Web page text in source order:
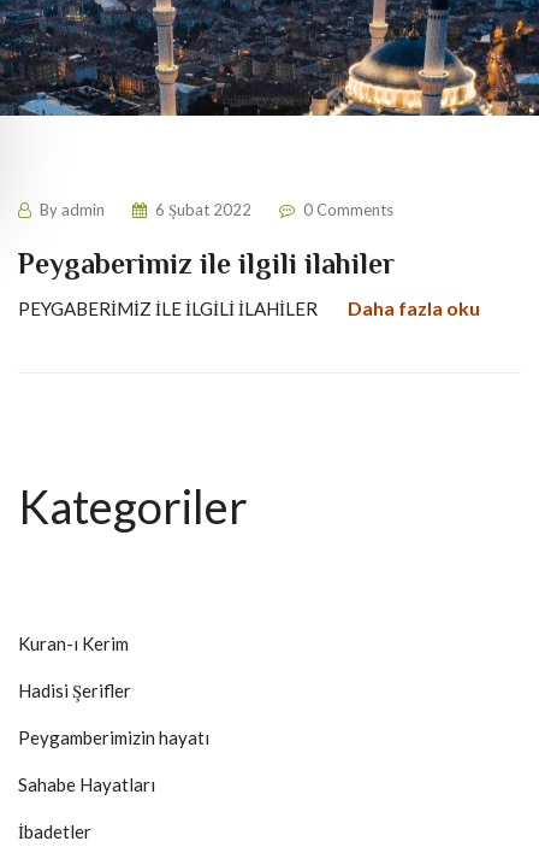
By admin 6 Şubat 2022 0 Comments
Peygaberimiz ile ilgili ilahiler
PEYGABERİMİZ İLE İLGİLİ İLAHİLER Daha fazla oku
Kategoriler
Kuran-ı Kerim
Hadisi Şerifler
Peygamberimizin hayatı
Sahabe Hayatları
İbadetler